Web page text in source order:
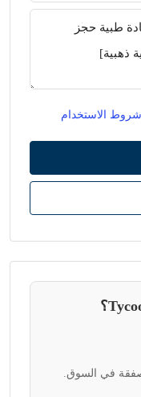
شروط الاستخدام
في السوق.